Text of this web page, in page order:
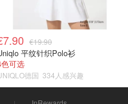
€19.90
平纹针织Polo衫
可选
德国 334人感兴趣